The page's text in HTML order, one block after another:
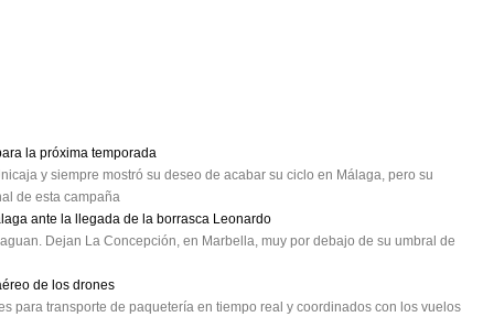
la próxima temporada
y siempre mostró su deseo de acabar su ciclo en Málaga, pero su
de esta campaña
ante la llegada de la borrasca Leonardo
Dejan La Concepción, en Marbella, muy por debajo de su umbral de
de los drones
para transporte de paquetería en tiempo real y coordinados con los vuelos